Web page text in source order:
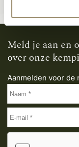
Meld je aan en
over onze
Aanmelden voor de